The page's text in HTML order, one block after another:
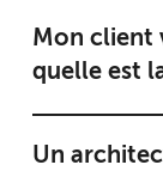
Mon client
quelle est
Un